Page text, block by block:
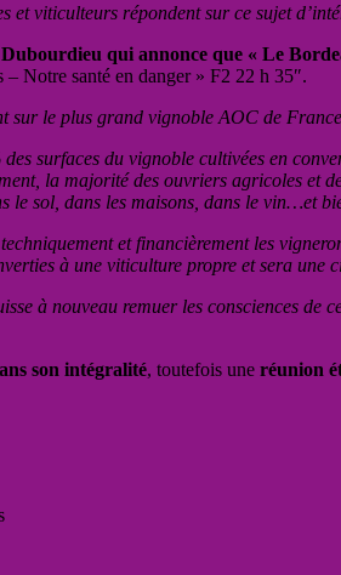
et viticulteurs répondent sur ce sujet
qui annonce que « Le
Notre santé en danger » F2 22 h 35″.
sur le plus grand vignoble AOC de
surfaces du vignoble cultivées en
la majorité des ouvriers agricoles et
le sol, dans les maisons, dans le vin…et
et financièrement les
à une viticulture propre et sera
à nouveau remuer les consciences de
son intégralité, toutefois une réunion